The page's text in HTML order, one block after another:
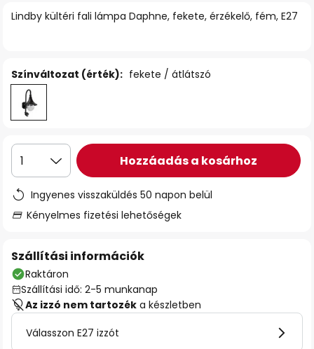
Lindby kültéri fali lámpa Daphne, fekete, érzékelő, fém, E27
Színváltozat (érték): fekete / átlátszó
1 Hozzáadás a kosárhoz
Ingyenes visszaküldés 50 napon belül
Kényelmes fizetési lehetőségek
Szállítási információk
Raktáron
Szállítási idő: 2-5 munkanap
Az izzó nem tartozék a készletben
Válasszon E27 izzót